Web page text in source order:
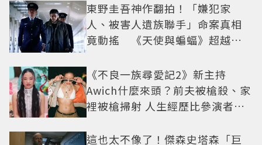
東野圭吾神作翻拍！「嫌犯家
人、被害人遺族聯手」命案真相
竟動搖 《天使與蝙蝠》超越懸
《不良一族尋愛記2》新主持
Awich什麼來頭？前夫被槍殺、家
裡被槍掃射 人生經歷比參演者還
這也太不像了！傑森史塔森「巨